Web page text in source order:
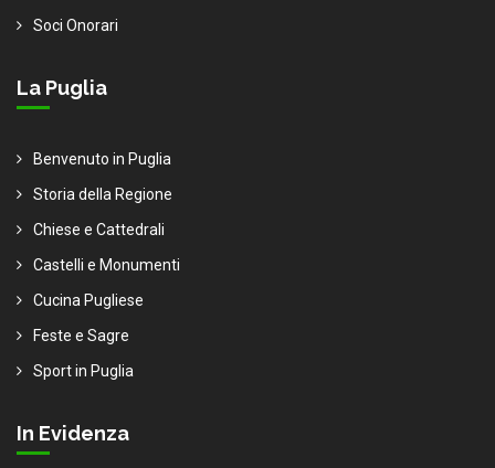
Soci Onorari
La Puglia
Benvenuto in Puglia
Storia della Regione
Chiese e Cattedrali
Castelli e Monumenti
Cucina Pugliese
Feste e Sagre
Sport in Puglia
In Evidenza